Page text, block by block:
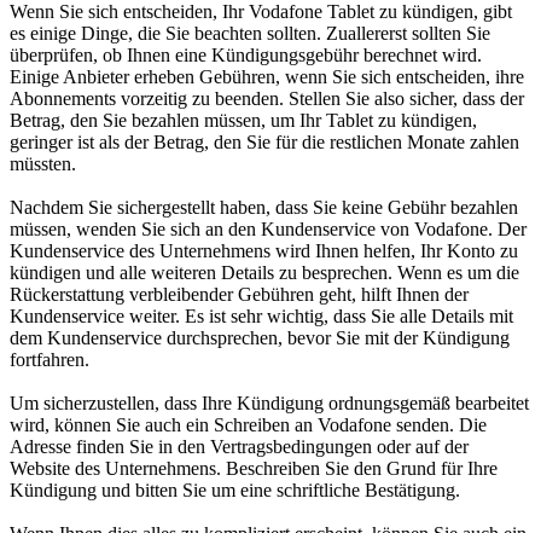
Wenn Sie sich entscheiden, Ihr Vodafone Tablet zu kündigen, gibt
es einige Dinge, die Sie beachten sollten. Zuallererst sollten Sie
überprüfen, ob Ihnen eine Kündigungsgebühr berechnet wird.
Einige Anbieter erheben Gebühren, wenn Sie sich entscheiden, ihre
Abonnements vorzeitig zu beenden. Stellen Sie also sicher, dass der
Betrag, den Sie bezahlen müssen, um Ihr Tablet zu kündigen,
geringer ist als der Betrag, den Sie für die restlichen Monate zahlen
müssten.
Nachdem Sie sichergestellt haben, dass Sie keine Gebühr bezahlen
müssen, wenden Sie sich an den Kundenservice von Vodafone. Der
Kundenservice des Unternehmens wird Ihnen helfen, Ihr Konto zu
kündigen und alle weiteren Details zu besprechen. Wenn es um die
Rückerstattung verbleibender Gebühren geht, hilft Ihnen der
Kundenservice weiter. Es ist sehr wichtig, dass Sie alle Details mit
dem Kundenservice durchsprechen, bevor Sie mit der Kündigung
fortfahren.
Um sicherzustellen, dass Ihre Kündigung ordnungsgemäß bearbeitet
wird, können Sie auch ein Schreiben an Vodafone senden. Die
Adresse finden Sie in den Vertragsbedingungen oder auf der
Website des Unternehmens. Beschreiben Sie den Grund für Ihre
Kündigung und bitten Sie um eine schriftliche Bestätigung.